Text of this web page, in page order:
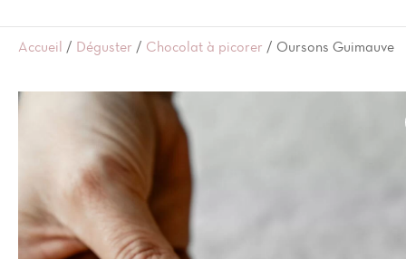
Accueil / Déguster / Chocolat à picorer / Oursons Guimauve